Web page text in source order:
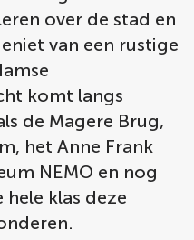
over de stad en
van een rustige
komt langs
de Magere Brug,
het Anne Frank
NEMO en nog
klas deze